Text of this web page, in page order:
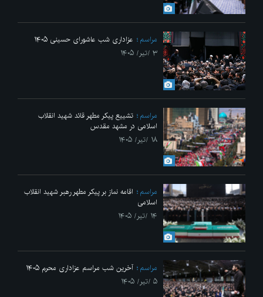
مراسم
عزاداری شب عاشورای حسینی ۱۴۰۵
۳ /تیر/ ۱۴۰۵
مراسم
تشییع پیکر مطهر قائد شهید انقلاب
اسلامی در مشهد مقدس
۱۸ /تیر/ ۱۴۰۵
مراسم
اقامه نماز بر پیکر مطهر رهبر شهید انقلاب
اسلامی
۱۴ /تیر/ ۱۴۰۵
مراسم
آخرین شب مراسم عزاداری محرم ۱۴۰۵
۵ /تیر/ ۱۴۰۵